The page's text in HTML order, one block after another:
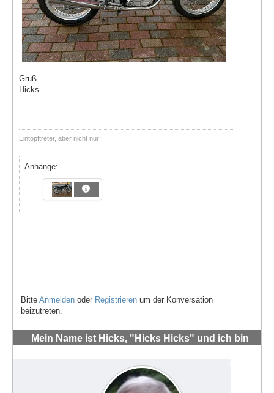
Gruß
Hicks
Eintopftreter, aber nicht nur!
Anhänge:
Bitte Anmelden oder Registrieren um der Konversation
beizutreten.
Mein Name ist Hicks, "Hicks Hicks" und ich bin
#71236